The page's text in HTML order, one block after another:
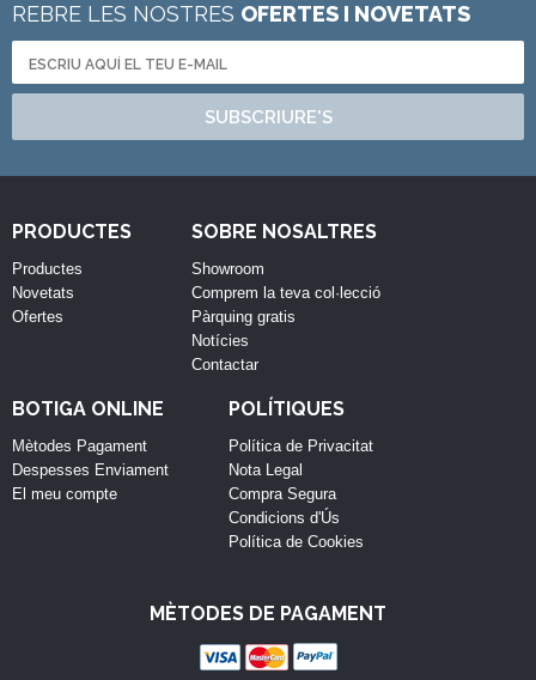
REBRE LES NOSTRES OFERTES I NOVETATS
SUBSCRIURE'S
PRODUCTES
Productes
Novetats
Ofertes
SOBRE NOSALTRES
Showroom
Comprem la teva col·lecció
Pàrquing gratis
Notícies
Contactar
BOTIGA ONLINE
Mètodes Pagament
Despesses Enviament
El meu compte
POLÍTIQUES
Política de Privacitat
Nota Legal
Compra Segura
Condicions d'Ús
Política de Cookies
MÈTODES DE PAGAMENT